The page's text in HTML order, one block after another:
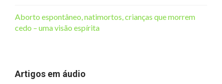
Aborto espontâneo, natimortos, crianças que morrem
cedo – uma visão espírita
Artigos em áudio